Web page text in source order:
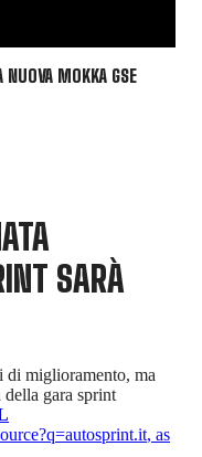
NUOVA MOKKA GSE
SARÀ
di miglioramento, ma
gara sprint
, as